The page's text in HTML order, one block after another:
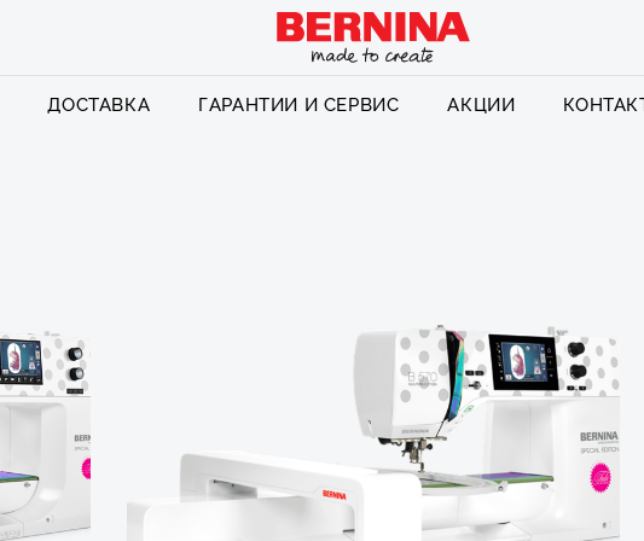
ДОСТАВКА ГАРАНТИИ И СЕРВИС АКЦИИ